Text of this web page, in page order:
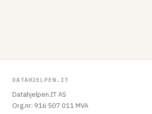
DATAHJELPEN.IT
Datahjelpen.IT AS
Org.nr: 916 507 011 MVA